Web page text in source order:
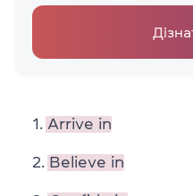
Arrive in
Believe in